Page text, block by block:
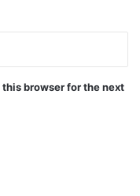
browser for the next